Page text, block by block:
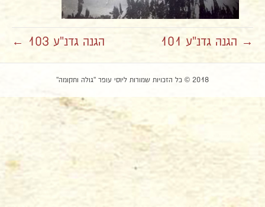
→ הגנה גדנ"ע 101 הגנה גדנ"ע 103 ←
2018 © כל הזכויות שמורות ליוסי עופר "גולה ותקומה"